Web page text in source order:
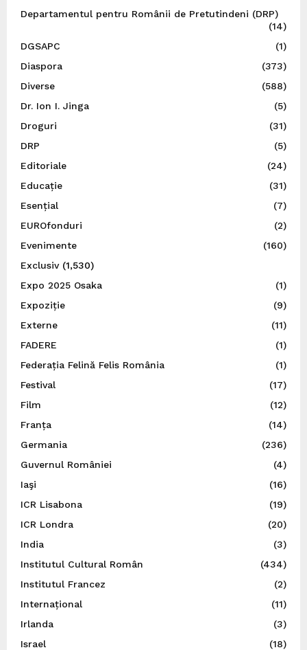
Departamentul pentru Românii de Pretutindeni (DRP)
(14)
DGSAPC
(1)
Diaspora
(373)
Diverse
(588)
Dr. Ion I. Jinga
(5)
Droguri
(31)
DRP
(5)
Editoriale
(24)
Educație
(31)
Esențial
(7)
EUROfonduri
(2)
Evenimente
(160)
Exclusiv(1,530)
Expo 2025 Osaka
(1)
Expoziție
(9)
Externe
(11)
FADERE
(1)
Federația Felină Felis România
(1)
Festival
(17)
Film
(12)
Franța
(14)
Germania
(236)
Guvernul României
(4)
Iaşi
(16)
ICR Lisabona
(19)
ICR Londra
(20)
India
(3)
Institutul Cultural Român
(434)
Institutul Francez
(2)
Internațional
(11)
Irlanda
(3)
Israel
(18)